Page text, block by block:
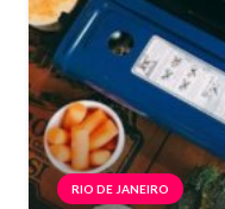
RIO DE JANEIRO